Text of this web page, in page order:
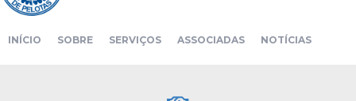
INÍCIO SOBRE SERVIÇOS ASSOCIADAS NOTÍCIAS
NOTÍCIAS